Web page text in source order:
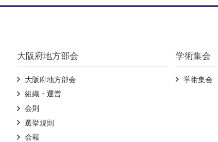
大阪府地方部会
大阪府地方部会
組織・運営
会則
選挙規則
会報
学術集会
学術集会